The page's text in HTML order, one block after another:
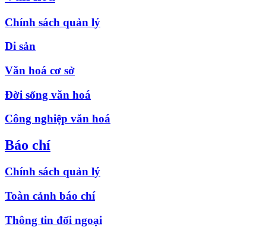
Chính sách quản lý
Di sản
Văn hoá cơ sở
Đời sống văn hoá
Công nghiệp văn hoá
Báo chí
Chính sách quản lý
Toàn cảnh báo chí
Thông tin đối ngoại